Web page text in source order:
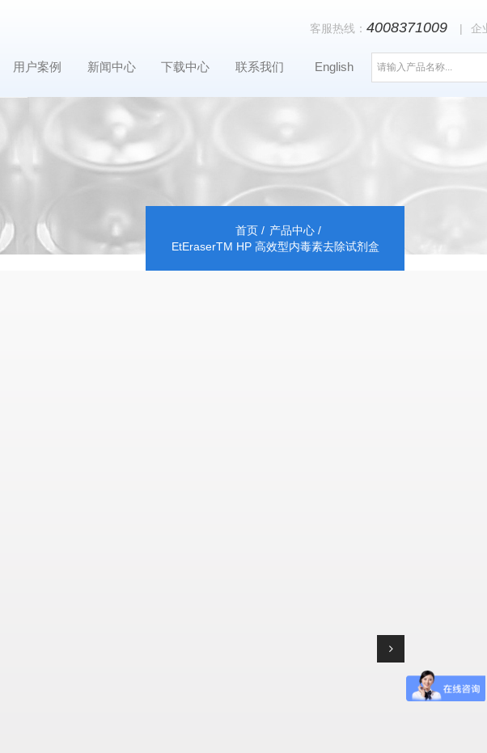
用户案例 新闻中心 下载中心 联系我们 English
客服热线： 4008371009 | 企
首页
产品中心
EtEraserTM HP 高效型内毒素去除试剂盒